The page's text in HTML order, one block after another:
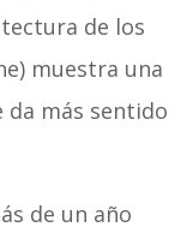
de los
muestra una
da más sentido
de un año